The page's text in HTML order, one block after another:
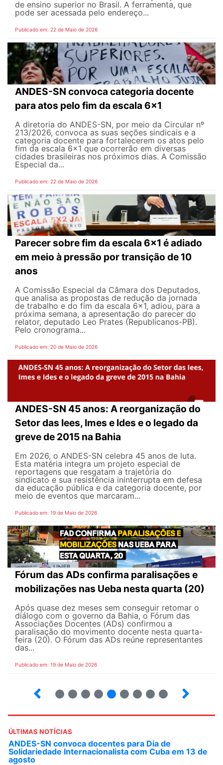
de ensino superior no Brasil. A ferramenta, que
pode ser acessada pelo endereço...
Publicado em: 22 de Maio de 2026
ANDES-SN convoca categoria docente
para atos pelo fim da escala 6x1
A diretoria do ANDES-SN, por meio da Circular nº
213/2026, convoca as suas seções sindicais e a
categoria docente para fortalecerem os atos pelo
fim da escala 6x1 que ocorrerão em diversas
cidades brasileiras nos próximos dias. A Comissão
Especial da...
Publicado em: 22 de Maio de 2026
Parecer sobre fim da escala 6x1 é adiado
em meio à pressão por transição de 10
anos
A Comissão Especial da Câmara dos Deputados,
que analisa as propostas de redução da jornada
de trabalho e do fim da escala 6x1, adiou, para a
próxima semana, a apresentação do parecer do
relator, deputado Leo Prates (Republicanos-PB).
Pelo cronograma...
Publicado em: 20 de Maio de 2026
ANDES-SN 45 anos: A reorganização do
Setor das Iees, Imes e Ides e o legado da
greve de 2015 na Bahia
Em 2026, o ANDES-SN celebra 45 anos de luta.
Esta matéria integra um projeto especial de
reportagens que resgatam a trajetória do
sindicato e sua resistência ininterrupta em defesa
da educação pública e da categoria docente, por
meio de eventos que marcaram...
Publicado em: 19 de Maio de 2026
Fórum das ADs confirma paralisações e
mobilizações nas Ueba nesta quarta (20)
Após quase dez meses sem conseguir retomar o
diálogo com o governo da Bahia, o Fórum das
Associações Docentes (ADs) confirmou a
paralisação do movimento docente nesta quarta-
feira (20). O Fórum das ADs reúne representantes
das...
Publicado em: 19 de Maio de 2026
ÚLTIMAS NOTÍCIAS
ANDES-SN convoca docentes para Dia de
Solidariedade Internacionalista com Cuba em 13 de
agosto